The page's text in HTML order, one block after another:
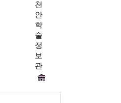
천
안
학
술
정
보
관